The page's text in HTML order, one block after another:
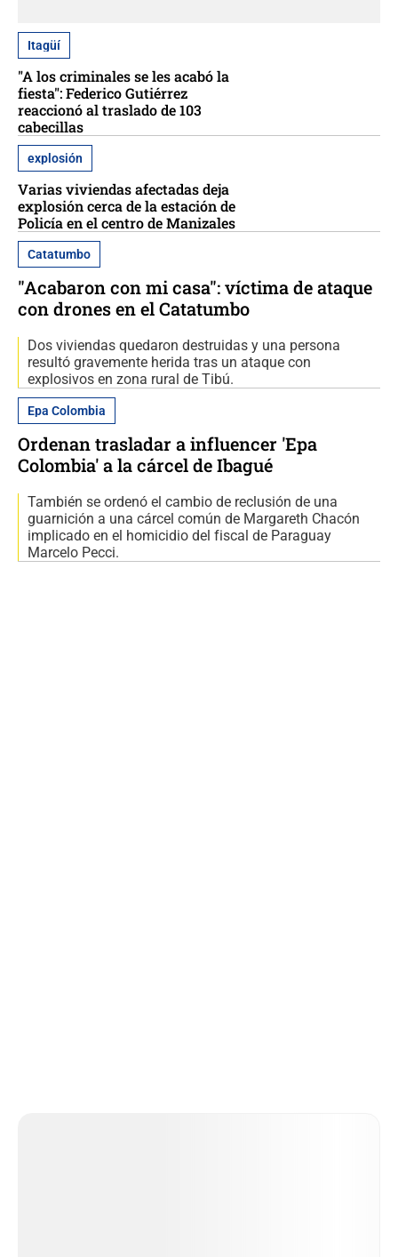
Itagüí
"A los criminales se les acabó la
fiesta": Federico Gutiérrez
reaccionó al traslado de 103
cabecillas
explosión
Varias viviendas afectadas deja
explosión cerca de la estación de
Policía en el centro de Manizales
Catatumbo
"Acabaron con mi casa": víctima de ataque
con drones en el Catatumbo
Dos viviendas quedaron destruidas y una persona
resultó gravemente herida tras un ataque con
explosivos en zona rural de Tibú.
Epa Colombia
Ordenan trasladar a influencer 'Epa
Colombia' a la cárcel de Ibagué
También se ordenó el cambio de reclusión de una
guarnición a una cárcel común de Margareth Chacón
implicado en el homicidio del fiscal de Paraguay
Marcelo Pecci.